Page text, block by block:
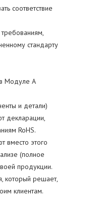
соответствие
стандарту
Модуле A
и детали)
декларации,
RoHS.
вместо этого
(полное
продукции.
который решает,
клиентам.